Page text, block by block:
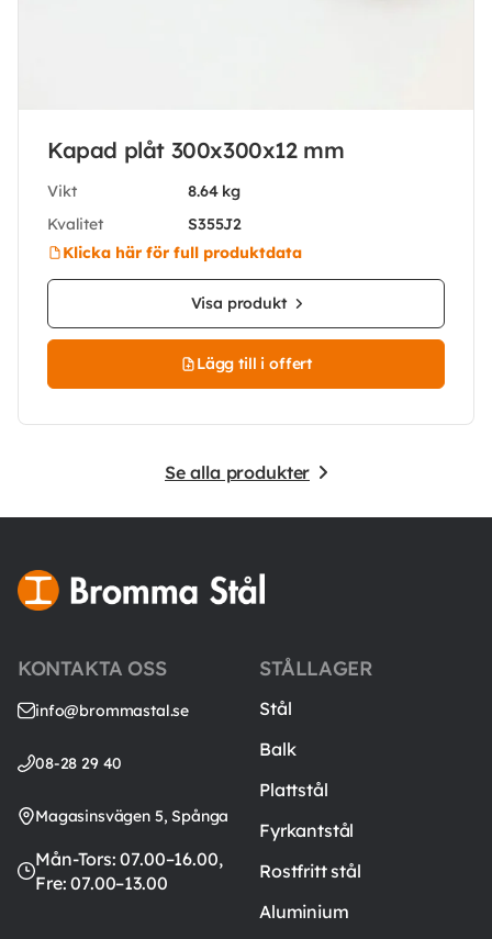
Kapad plåt 300x300x12 mm
Vikt
8.64 kg
Kvalitet
S355J2
Klicka här för full produktdata
Visa produkt
Lägg till i offert
Se alla produkter
KONTAKTA OSS
info@brommastal.se
08-28 29 40
Magasinsvägen 5, Spånga
Mån-Tors: 07.00–16.00,
Fre: 07.00–13.00
STÅLLAGER
Stål
Balk
Plattstål
Fyrkantstål
Rostfritt stål
Aluminium